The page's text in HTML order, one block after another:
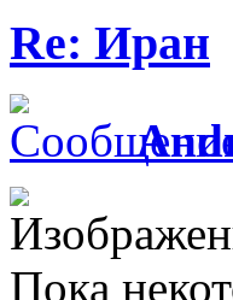
Re: Иран
Пока